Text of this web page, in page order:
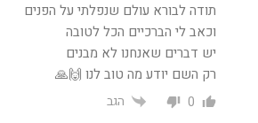
תודה לבורא עולם שנפלתי על הפנים
וכאב לי הברכיים הכל לטובה
יש דברים שאנחנו לא מבנים
רק השם יודע מה טוב לנו 🙌🙏
0 הגב